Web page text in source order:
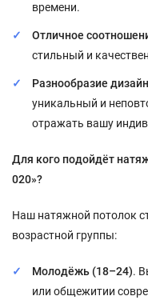
времени.
Отличное
стильный и
Разнообразие
уникальный и
отражать вашу
Для кого подойдёт
020»?
Наш натяжной потолок
возрастной группы:
Молодёжь (18–24).
или общежитии